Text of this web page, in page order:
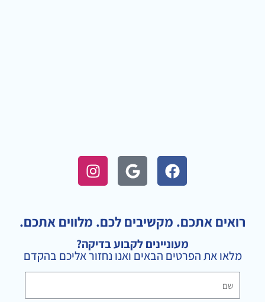
F
a
b
o
o
k
G
o
l
e
I
n
a
g
r
a
רואים אתכם. מקשיבים לכם. מלווים אתכם.
מעוניינים לקבוע בדיקה?
מלאו את הפרטים הבאים ואנו נחזור אליכם בהקדם